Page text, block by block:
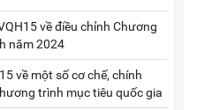
về điều chỉnh Chương
năm 2024
về một số cơ chế, chính
trình mục tiêu quốc gia